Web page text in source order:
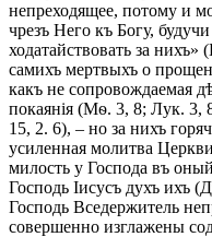
непреходящее, потому и
чрезъ Него къ Богу,
ходатайствовать за
самихъ мертвыхъ о
какъ не сопровождаемая
покаянія (Мѳ. 3, 8; Лук. 3,
15, 2. 6), – но за нихъ
усиленная молитва
милость у Господа въ
Господь Іисусъ духъ ихъ
Господь Вседержитель
совершенно изглажены